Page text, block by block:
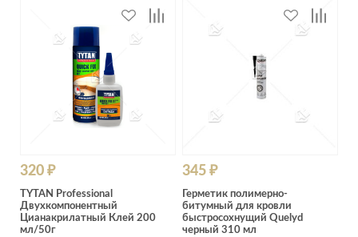
320 ₽
TYTAN Professional
Двухкомпонентный
Цианакрилатный Клей 200
мл/50г
345 ₽
Герметик полимерно-
битумный для кровли
быстросохнущий Quelyd
черный 310 мл